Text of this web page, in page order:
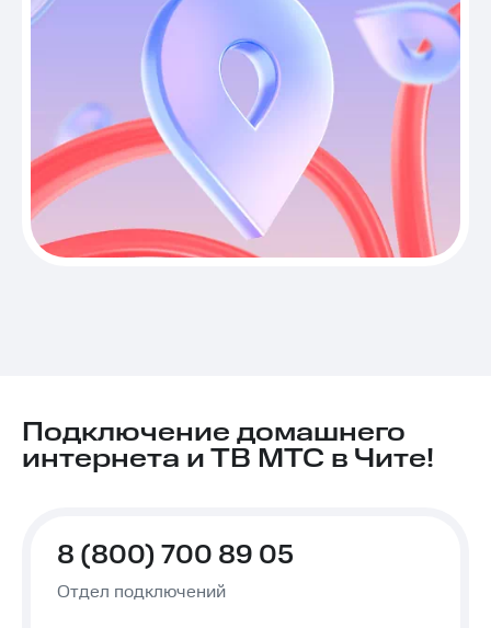
Подключение домашнего
интернета и ТВ МТС в Чите!
8 (800) 700 89 05
Отдел подключений